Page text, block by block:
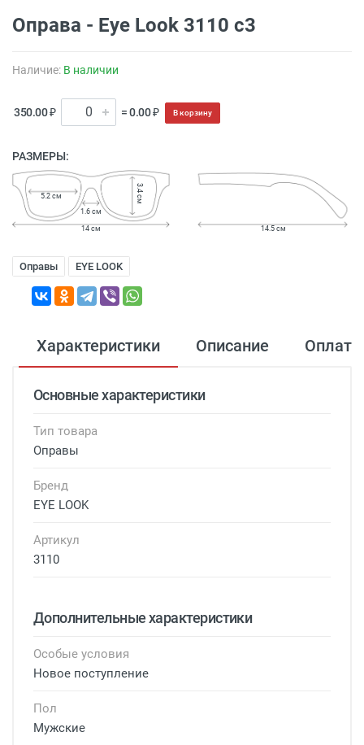
Оправа - Eye Look 3110 c3
Наличие: В наличии
350.00 ₽ = 0.00 ₽ В корзину
РАЗМЕРЫ:
1.6 см
5.2 см 3.4 см
14 см 14.5 см
Оправы EYE LOOK
Характеристики Описание Оплата
Основные характеристики
Тип товара
Оправы
Бренд
EYE LOOK
Артикул
3110
Дополнительные характеристики
Особые условия
Новое поступление
Пол
Мужские